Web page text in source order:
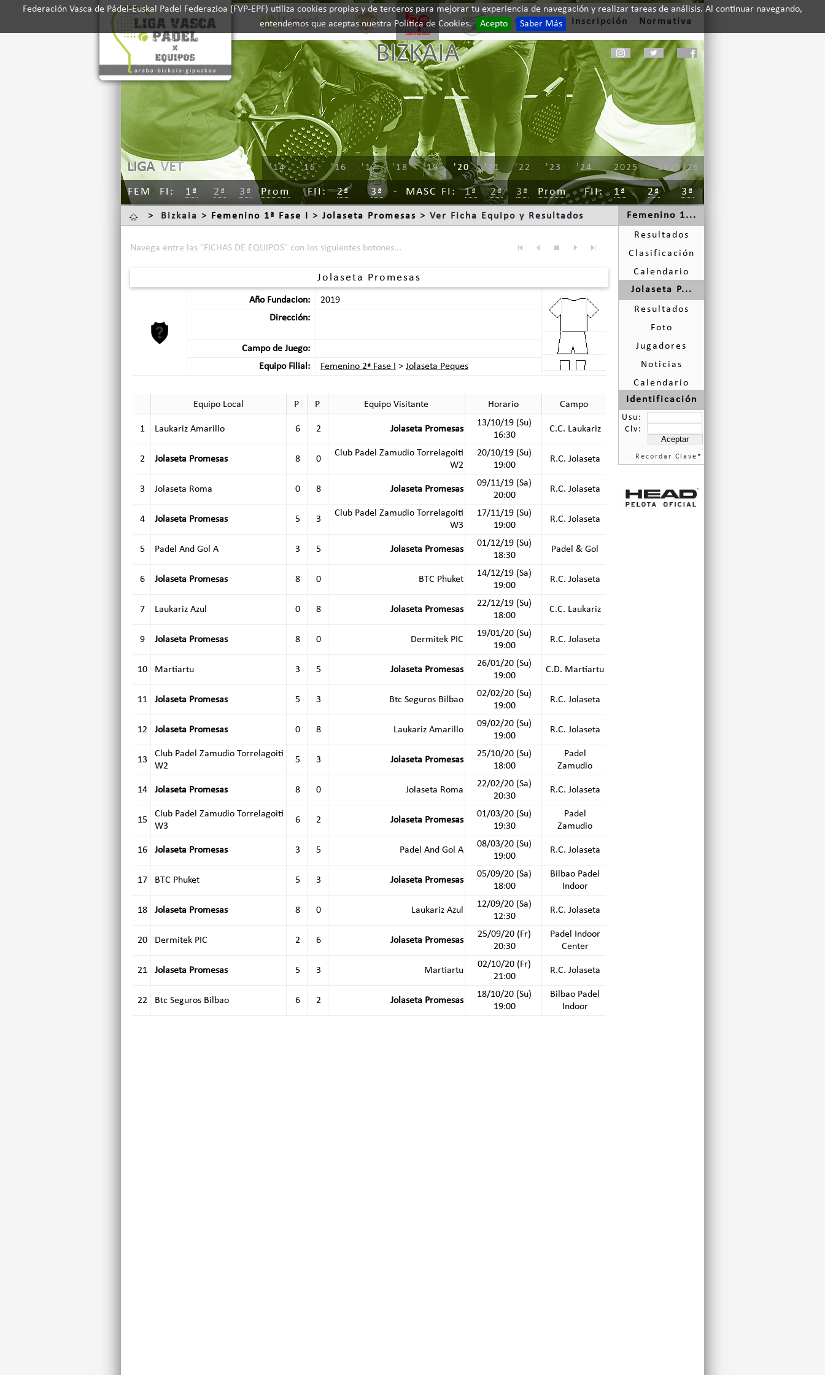
Federación Vasca de Pádel-Euskal Padel Federazioa (FVP-EPF) utiliza cookies propias y de terceros para mejorar tu experiencia de navegación y realizar tareas de análisis. Al continuar navegando,
entendemos que aceptas nuestra Política de Cookies.
Acepto Saber Más
Contacto Inscripción Normativa
BIZKAIA
LIGA VET 2025/26
2025
'24
'23
'22
'21
'20
'19
'18
'17
'16
'15
'14
FEM FI 1ª 2ª 3ª Prom FII 2ª 3ª MASC FI 1ª 2ª 3ª Prom FII 1ª 2ª 3ª
Femenino 1...
Resultados
Clasificación
Calendario
Jolaseta P...
Resultados
Foto
Jugadores
Noticias
Calendario
Identificación
Usu:
Clv:
Recordar Clave *
> Bizkaia > Femenino 1ª Fase I > Jolaseta Promesas > Ver Ficha Equipo y Resultados
Navega entre las "FICHAS DE EQUIPOS" con los siguientes botones...
Jolaseta Promesas
Año Fundacion:
2019
Dirección:
Campo de Juego:
Equipo Filial:
Femenino 2ª Fase I > Jolaseta Peques
Equipo Local P P Equipo Visitante Horario Campo
1 Laukariz Amarillo 6 2 Jolaseta Promesas
13/10/19 (Su)
16:30
C.C. Laukariz
2 Jolaseta Promesas 8 0
Club Padel Zamudio Torrelagoiti
W2
20/10/19 (Su)
19:00
R.C. Jolaseta
3 Jolaseta Roma 0 8 Jolaseta Promesas
09/11/19 (Sa)
20:00
R.C. Jolaseta
4 Jolaseta Promesas 5 3
Club Padel Zamudio Torrelagoiti
W3
17/11/19 (Su)
19:00
R.C. Jolaseta
5 Padel And Gol A 3 5 Jolaseta Promesas
01/12/19 (Su)
18:30
Padel & Gol
6 Jolaseta Promesas 8 0 BTC Phuket
14/12/19 (Sa)
19:00
R.C. Jolaseta
7 Laukariz Azul 0 8 Jolaseta Promesas
22/12/19 (Su)
18:00
C.C. Laukariz
9 Jolaseta Promesas 8 0 Dermitek PIC
19/01/20 (Su)
19:00
R.C. Jolaseta
10 Martiartu 3 5 Jolaseta Promesas
26/01/20 (Su)
19:00
C.D. Martiartu
11 Jolaseta Promesas 5 3 Btc Seguros Bilbao
02/02/20 (Su)
19:00
R.C. Jolaseta
12 Jolaseta Promesas 0 8 Laukariz Amarillo
09/02/20 (Su)
19:00
R.C. Jolaseta
13
Club Padel Zamudio Torrelagoiti
W2
5 3 Jolaseta Promesas
25/10/20 (Su)
18:00
Padel
Zamudio
14 Jolaseta Promesas 8 0 Jolaseta Roma
22/02/20 (Sa)
20:30
R.C. Jolaseta
15
Club Padel Zamudio Torrelagoiti
W3
6 2 Jolaseta Promesas
01/03/20 (Su)
19:30
Padel
Zamudio
16 Jolaseta Promesas 3 5 Padel And Gol A
08/03/20 (Su)
19:00
R.C. Jolaseta
17 BTC Phuket 5 3 Jolaseta Promesas
05/09/20 (Sa)
18:00
Bilbao Padel
Indoor
18 Jolaseta Promesas 8 0 Laukariz Azul
12/09/20 (Sa)
12:30
R.C. Jolaseta
20 Dermitek PIC 2 6 Jolaseta Promesas
25/09/20 (Fr)
20:30
Padel Indoor
Center
21 Jolaseta Promesas 5 3 Martiartu
02/10/20 (Fr)
21:00
R.C. Jolaseta
22 Btc Seguros Bilbao 6 2 Jolaseta Promesas
18/10/20 (Su)
19:00
Bilbao Padel
Indoor